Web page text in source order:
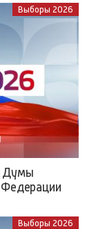
Выборы 2026
Думы
Федерации
Выборы 2026